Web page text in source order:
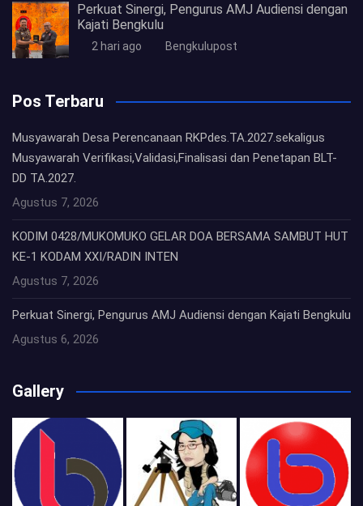
Perkuat Sinergi, Pengurus AMJ Audiensi dengan
Kajati Bengkulu
2 hari ago Bengkulupost
Pos Terbaru
Musyawarah Desa Perencanaan RKPdes.TA.2027.sekaligus
Musyawarah Verifikasi,Validasi,Finalisasi dan Penetapan BLT-
DD TA.2027.
Agustus 7, 2026
KODIM 0428/MUKOMUKO GELAR DOA BERSAMA SAMBUT HUT
KE-1 KODAM XXI/RADIN INTEN
Agustus 7, 2026
Perkuat Sinergi, Pengurus AMJ Audiensi dengan Kajati Bengkulu
Agustus 6, 2026
Gallery